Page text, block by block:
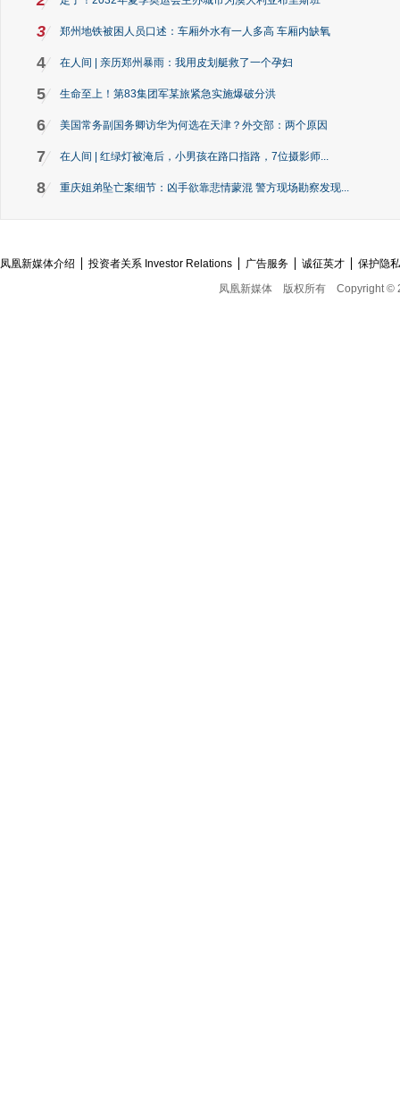
3 郑州地铁被困人员口述：车厢外水有一人多高 车厢内缺氧
4 在人间 | 亲历郑州暴雨：我用皮划艇救了一个孕妇
5 生命至上！第83集团军某旅紧急实施爆破分洪
6 美国常务副国务卿访华为何选在天津？外交部：两个原因
7 在人间 | 红绿灯被淹后，小男孩在路口指路，7位摄影师...
8 重庆姐弟坠亡案细节：凶手欲靠悲情蒙混 警方现场勘察发现...
凤凰新媒体介绍 投资者关系 Investor Relations 广告服务 诚征英才
保护隐
凤凰新媒体
版权所有 Copyright ©